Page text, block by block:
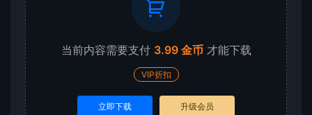
当前内容需要支付 3.99 金币 才能下载
VIP折扣
立即下载 升级会员